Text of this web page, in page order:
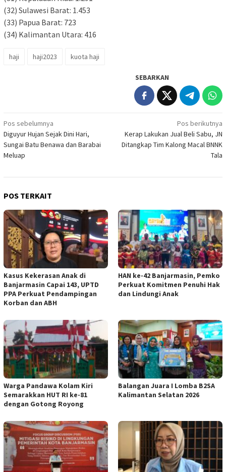
(32) Sulawesi Barat: 1.453
(33) Papua Barat: 723
(34) Kalimantan Utara: 416
haji haji2023 kuota haji
SEBARKAN
Navigasi
pos
Pos sebelumnya
Diguyur Hujan Sejak Dini Hari,
Sungai Batu Benawa dan Barabai
Meluap
Pos berikutnya
Kerap Lakukan Jual Beli Sabu, JN
Ditangkap Tim Kalong Macal BNNK
Tala
POS TERKAIT
Kasus Kekerasan Anak di
Banjarmasin Capai 143, UPTD
PPA Perkuat Pendampingan
Korban dan ABH
HAN ke-42 Banjarmasin, Pemko
Perkuat Komitmen Penuhi Hak
dan Lindungi Anak
Warga Pandawa Kolam Kiri
Semarakkan HUT RI ke-81
dengan Gotong Royong
Balangan Juara I Lomba B2SA
Kalimantan Selatan 2026